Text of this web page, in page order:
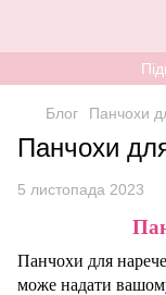
Блог Панчохи
Панчохи
5 листопада 2023
Панчохи для
може надати